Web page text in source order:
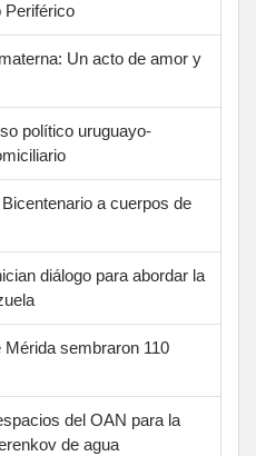
Periférico
Un acto de amor y
político uruguayo-
a cuerpos de
diálogo para abordar la
sembraron 110
del OAN para la
de agua